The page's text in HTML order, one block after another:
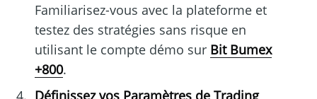
Familiarisez-vous avec la plateforme et
testez des stratégies sans risque en
utilisant le compte démo sur Bit Bumex
+800.
Définissez vos Paramètres de Trading